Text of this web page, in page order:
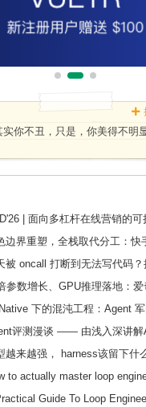
实你不丑，只是，你美得不明显
越来越强， harness该留下什